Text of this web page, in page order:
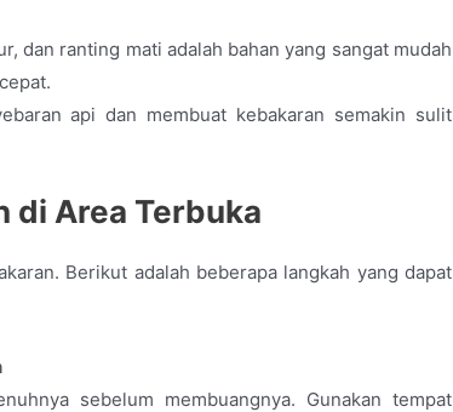
dan ranting mati adalah bahan yang sangat mudah
api dan membuat kebakaran semakin sulit
di Area Terbuka
Berikut adalah beberapa langkah yang dapat
sebelum membuangnya. Gunakan tempat